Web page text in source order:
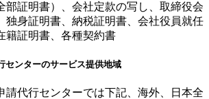
部証明書）、会社定款の写し、取締役会
独身証明書、納税証明書、会社役員就任
籍証明書、各種契約書
センターのサービス提供地域
代行センターでは下記、海外、日本全